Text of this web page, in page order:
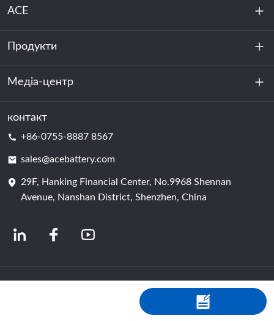
ACE
Про нас
Стійкість
Продукти
Зберігання енергії
Центр обробки даних та серверна кімната
Елемент батареї
Медіа-центр
Новини
контакт
+86-0755-8887 8567
sales@acebattery.com
29F, Hanking Financial Center, No.9968 Shennan
Avenue, Nanshan District, Shenzhen, China
© 2024 Китайські виробники літій-іонних акумуляторів | Завод і компанія з
виробництва літієвих акумуляторів | Акумулятор ACE від Shopastro
粤ICP备2022150578号 -4